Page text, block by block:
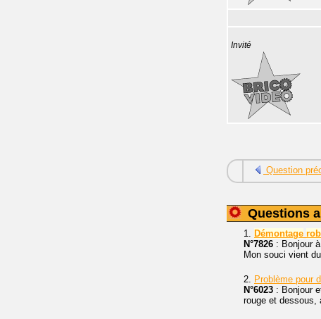
Invité
Question
Questions
1. Démontage
N°7826 : Bonjour
Mon souci vient du
2. Problème pour
N°6023 : Bonjour
rouge et dessous,